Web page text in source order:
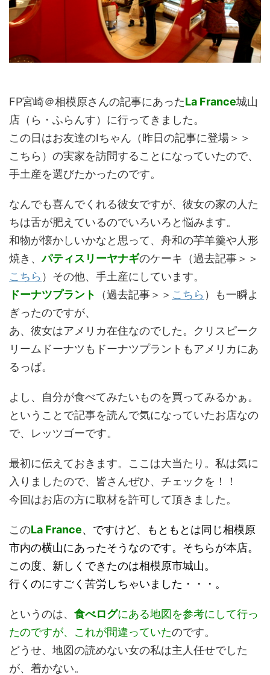
FP宮崎＠相模原さんの記事にあったLa France城山
店（ら・ふらんす）に行ってきました。
この日はお友達のIちゃん（昨日の記事に登場＞＞
こちら）の実家を訪問することになっていたので、
手土産を選びたかったのです。
なんでも喜んでくれる彼女ですが、彼女の家の人た
ちは舌が肥えているのでいろいろと悩みます。
和物が懐かしいかなと思って、舟和の芋羊羹や人形
焼き、パティスリーヤナギのケーキ（過去記事＞＞
こちら ）その他、手土産にしています。
ドーナツプラント
（過去記事＞＞ こちら ）も一瞬よ
ぎったのですが、
あ、彼女はアメリカ在住なのでした。クリスピーク
リームドーナツもドーナツプラントもアメリカにあ
るっば。
よし、自分が食べてみたいものを買ってみるかぁ。
ということで記事を読んで気になっていたお店なの
で、レッツゴーです。
最初に伝えておきます。ここは大当たり。私は気に
入りましたので、皆さんぜひ、チェックを！！
今回はお店の方に取材を許可して頂きました。
このLa France、ですけど、もともとは同じ相模原
市内の横山にあったそうなのです。そちらが本店。
この度、新しくできたのは相模原市城山。
行くのにすごく苦労しちゃいました・・・。
というのは、 食べログにある地図を参考にして行っ
たのですが、これが間違っていたのです。
どうせ、地図の読めない女の私は主人任せでした
が、着かない。